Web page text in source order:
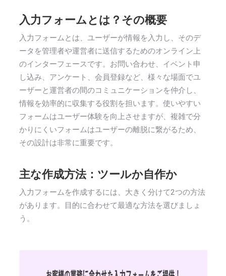
入力フォームとは？その概要
入力フォームとは、ユーザーが情報を入力し、そのデ
ータを管理者や運営者に送信するためのオンライン上
のインターフェースです。お問い合わせ、イベント申
し込み、アンケート、会員登録など、様々な場面でユ
ーザーと運営者の間のコミュニケーションを仲介し、
情報を効率的に収集する役割を担います。使いやすい
フォームはユーザー体験を向上させますが、複雑で分
かりにくいフォームはユーザーの離脱に繋がるため、
その設計は非常に重要です。
主な作成方法：ツールか自作か
入力フォームを作成するには、大きく分けて2つの方法
があります。目的に合わせて最適な方法を選びましょ
う。